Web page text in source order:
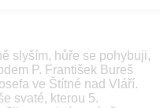
slyším, hůře se pohybuji,
P. František Bureš
ve Štítné nad Vláří.
svaté, kterou 5.